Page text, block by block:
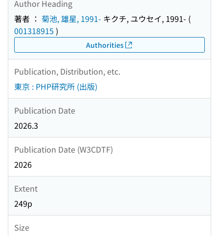
Author Heading
著者 ： 菊池, 雄星, 1991- キクチ, ユウセイ, 1991- (
001318915 )
Authorities
Publication, Distribution, etc.
東京 : PHP研究所 (出版)
Publication Date
2026.3
Publication Date (W3CDTF)
2026
Extent
249p
Size